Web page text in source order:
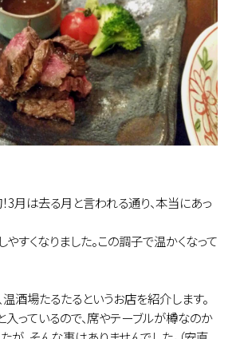
3月は去る月と言われる通り、本当にあっ
すくなりました。この調子で温かくなって
酒場たるたるというお店を紹介します。
入っているので、席やテーブルが樽なのか